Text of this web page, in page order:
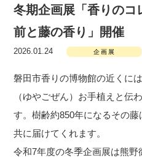
冬期企画展「香りのコ
前と藤の香り」開催
2026.01.24 企画展
磐田市香りの博物館の近くに
（ゆやごぜん）お手植えと伝
す。樹齢約850年になるその
共に届けてくれます。
令和7年度の冬季企画展は熊